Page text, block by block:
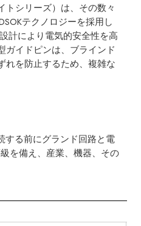
トシリーズ）は、その数々
テクノロジーを採用し
計により電気的安全性を高
ガイドピンは、ブラインド
れを防止するため、複雑な
する前にグランド回路と電
を備え、産業、機器、その